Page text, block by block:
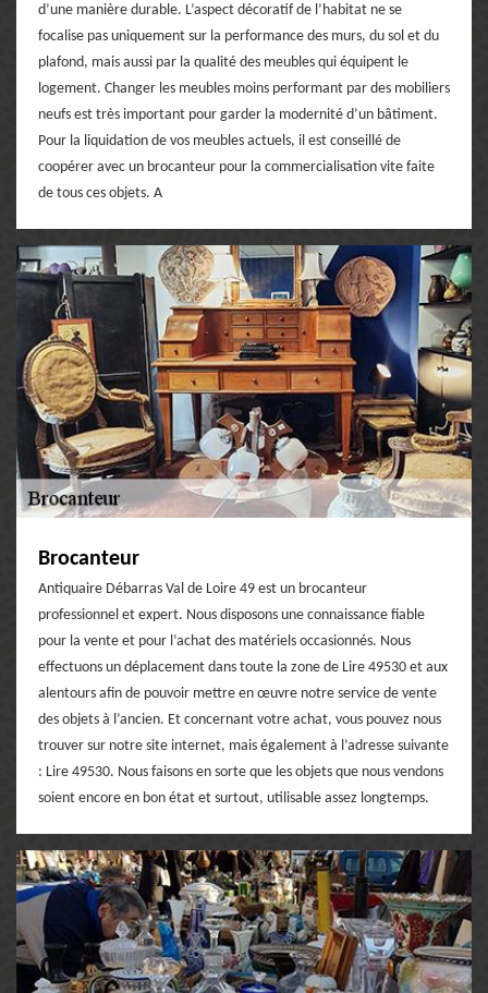
d’une manière durable. L’aspect décoratif de l’habitat ne se
focalise pas uniquement sur la performance des murs, du sol et du
plafond, mais aussi par la qualité des meubles qui équipent le
logement. Changer les meubles moins performant par des mobiliers
neufs est très important pour garder la modernité d’un bâtiment.
Pour la liquidation de vos meubles actuels, il est conseillé de
coopérer avec un brocanteur pour la commercialisation vite faite
de tous ces objets. A
Brocanteur
Antiquaire Débarras Val de Loire 49 est un brocanteur
professionnel et expert. Nous disposons une connaissance fiable
pour la vente et pour l’achat des matériels occasionnés. Nous
effectuons un déplacement dans toute la zone de Lire 49530 et aux
alentours afin de pouvoir mettre en œuvre notre service de vente
des objets à l’ancien. Et concernant votre achat, vous pouvez nous
trouver sur notre site internet, mais également à l’adresse suivante
: Lire 49530. Nous faisons en sorte que les objets que nous vendons
soient encore en bon état et surtout, utilisable assez longtemps.